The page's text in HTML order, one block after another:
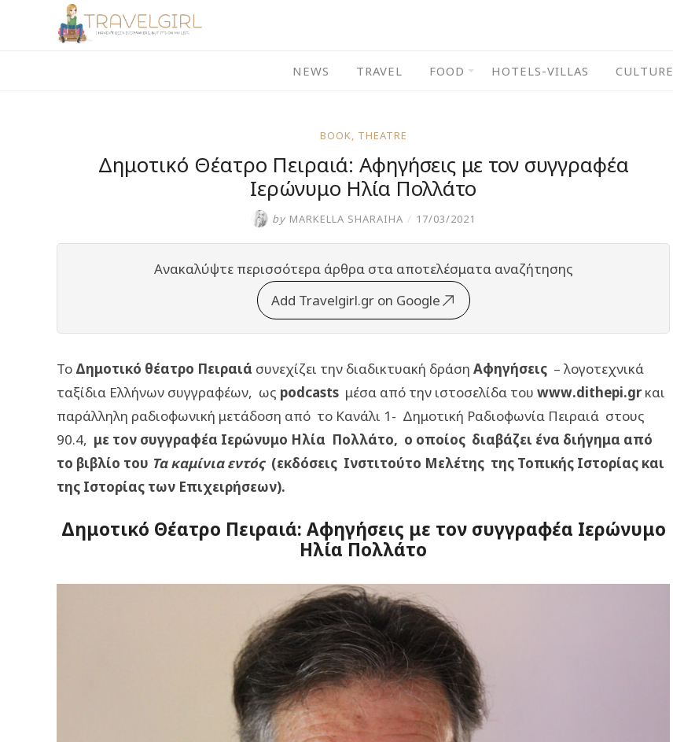
NEWS TRAVEL FOOD HOTELS-VILLAS CULTURE
BOOK, THEATRE
Δημοτικό Θέατρο Πειραιά: Αφηγήσεις με τον συγγραφέα
Ιερώνυμο Ηλία Πολλάτο
by MARKELLA SHARAIHA / 17/03/2021
Ανακαλύψτε περισσότερα άρθρα στα αποτελέσματα αναζήτησης
Add Travelgirl.gr on Google
Το Δημοτικό θέατρο Πειραιά συνεχίζει την διαδικτυακή δράση Αφηγήσεις – λογοτεχνικά
ταξίδια Ελλήνων συγγραφέων, ως podcasts μέσα από την ιστοσελίδα του www.dithepi.grκαι
παράλληλη ραδιοφωνική μετάδοση από το Kανάλι 1- Δημοτική Ραδιοφωνία Πειραιά στους
90.4, με τον συγγραφέα Ιερώνυμο Ηλία Πολλάτο, ο οποίος διαβάζει ένα διήγημα από
το βιβλίο του Τα καμίνια εντός(εκδόσεις Ινστιτούτο Μελέτης της Τοπικής Ιστορίας και
της Ιστορίας των Επιχειρήσεων).
Δημοτικό Θέατρο Πειραιά: Αφηγήσεις με τον συγγραφέα Ιερώνυμο
Ηλία Πολλάτο